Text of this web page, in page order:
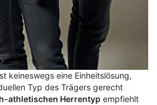
keineswegs eine Einheitslösung,
Typ des Trägers gerecht
athletischen Herrentyp empfiehlt